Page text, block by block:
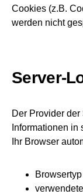
Cookies (z.B.
werden nicht
Server-
Der Provider
Informationen
Ihr Browser